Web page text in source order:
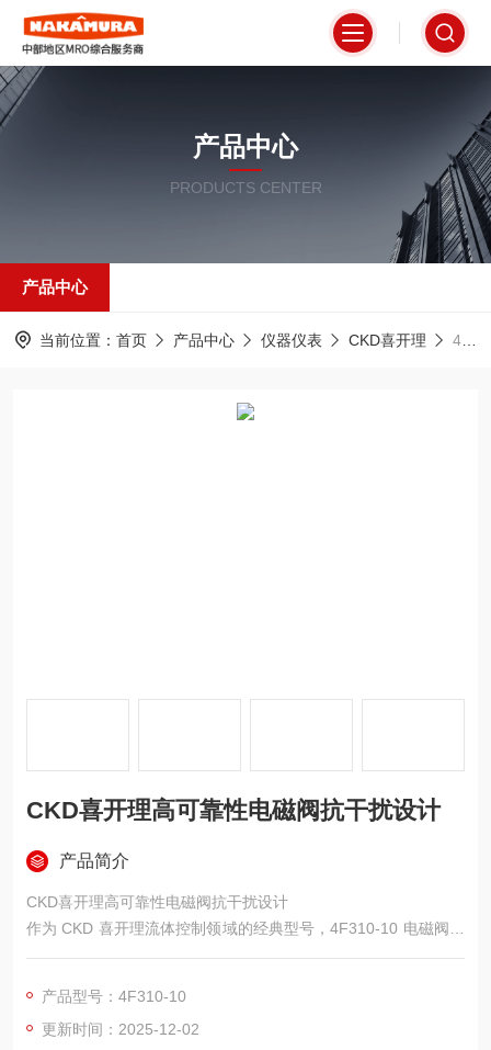
产品中心
PRODUCTS CENTER
产品中心
当前位置： 首页 产品中心 仪器仪表 CKD喜开理 4F310-10CKD喜开理高可靠性电磁阀抗干扰设计
CKD喜开理高可靠性电磁阀抗干扰设计
产品简介
CKD喜开理高可靠性电磁阀抗干扰设计
作为 CKD 喜开理流体控制领域的经典型号，4F310-10 电磁阀以
“高可靠性" 与 “抗干扰设计" 为核心竞争力，凭借精密制造工艺与
制的关键组件，有效解决复杂工况下电磁阀易受干扰、稳定性不
足的痛点。​
产品型号：4F310-10
更新时间：2025-12-02